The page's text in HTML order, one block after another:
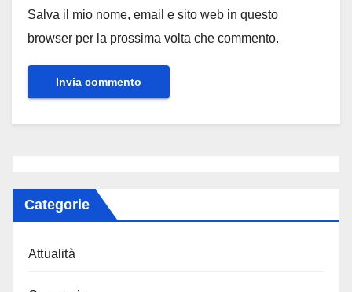
Salva il mio nome, email e sito web in questo
browser per la prossima volta che commento.
Categorie
Attualità